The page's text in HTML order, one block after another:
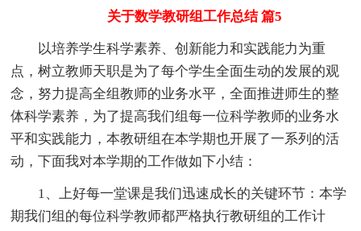
关于数学教研组工作总结 篇5
以培养学生科学素养、创新能力和实践能力为重
点，树立教师天职是为了每个学生全面生动的发展的观
念，努力提高全组教师的业务水平，全面推进师生的整
体科学素养，为了提高我们组每一位科学教师的业务水
平和实践能力，本教研组在本学期也开展了一系列的活
动，下面我对本学期的工作做如下小结：
1、上好每一堂课是我们迅速成长的关键环节：本学
期我们组的每位科学教师都严格执行教研组的工作计